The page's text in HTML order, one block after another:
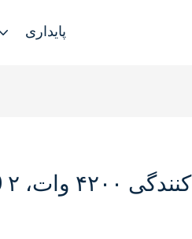
پایداری